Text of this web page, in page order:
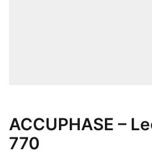
ACCUPHASE –
770